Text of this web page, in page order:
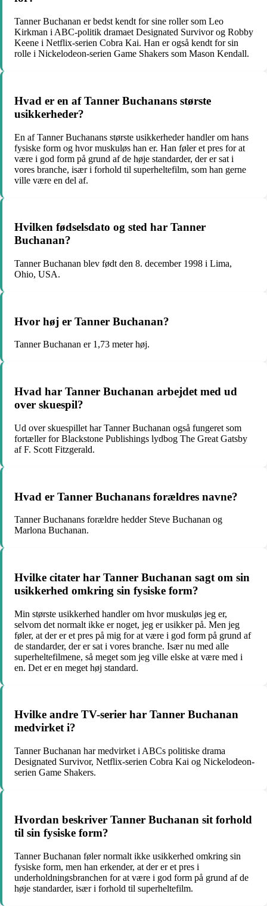
Tanner Buchanan er bedst kendt for sine roller som Leo
Kirkman i ABC-politik dramaet Designated Survivor og Robby
Keene i Netflix-serien Cobra Kai. Han er også kendt for sin
rolle i Nickelodeon-serien Game Shakers som Mason Kendall.
Hvad er en af Tanner Buchanans største
usikkerheder?
En af Tanner Buchanans største usikkerheder handler om hans
fysiske form og hvor muskuløs han er. Han føler et pres for at
være i god form på grund af de høje standarder, der er sat i
vores branche, især i forhold til superheltefilm, som han gerne
ville være en del af.
Hvilken fødselsdato og sted har Tanner
Buchanan?
Tanner Buchanan blev født den 8. december 1998 i Lima,
Ohio, USA.
Hvor høj er Tanner Buchanan?
Tanner Buchanan er 1,73 meter høj.
Hvad har Tanner Buchanan arbejdet med ud
over skuespil?
Ud over skuespillet har Tanner Buchanan også fungeret som
fortæller for Blackstone Publishings lydbog The Great Gatsby
af F. Scott Fitzgerald.
Hvad er Tanner Buchanans forældres navne?
Tanner Buchanans forældre hedder Steve Buchanan og
Marlona Buchanan.
Hvilke citater har Tanner Buchanan sagt om sin
usikkerhed omkring sin fysiske form?
Min største usikkerhed handler om hvor muskuløs jeg er,
selvom det normalt ikke er noget, jeg er usikker på. Men jeg
føler, at der er et pres på mig for at være i god form på grund af
de standarder, der er sat i vores branche. Især nu med alle
superheltefilmene, så meget som jeg ville elske at være med i
en. Det er en meget høj standard.
Hvilke andre TV-serier har Tanner Buchanan
medvirket i?
Tanner Buchanan har medvirket i ABCs politiske drama
Designated Survivor, Netflix-serien Cobra Kai og Nickelodeon-
serien Game Shakers.
Hvordan beskriver Tanner Buchanan sit forhold
til sin fysiske form?
Tanner Buchanan føler normalt ikke usikkerhed omkring sin
fysiske form, men han erkender, at der er et pres i
underholdningsbranchen for at være i god form på grund af de
høje standarder, især i forhold til superheltefilm.